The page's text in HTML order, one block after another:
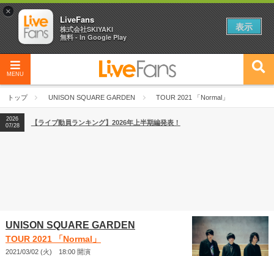
MENU
トップ UNISON SQUARE GARDEN TOUR 2021 「Normal」
04/27
【フェス特集2026】フェス情報はここから！
2026
07/28
2026
【フェス特集2026】フェス情報はここから！
2026
07/28
【ライブ動員ランキング】2026年上半期編発表！
UNISON SQUARE GARDEN
TOUR 2021 「Normal」
2021/03/02 (火) 18:00 開演
×
LiveFans
株式会社SKIYAKI
無料 - In Google Play
表示